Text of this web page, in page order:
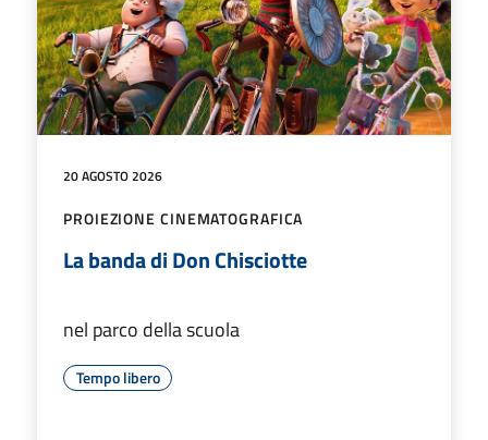
20 AGOSTO 2026
PROIEZIONE CINEMATOGRAFICA
La banda di Don Chisciotte
nel parco della scuola
Tempo libero